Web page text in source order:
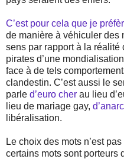
C’est pour cela que je
de manière à véhiculer des
sens par rapport à la
pirates d’une
face à de tels
clandestin. C’est aussi le
parle d’euro cher au lieu
lieu de mariage gay,
libéralisation.
Le choix des mots n’est
certains mots sont porteurs